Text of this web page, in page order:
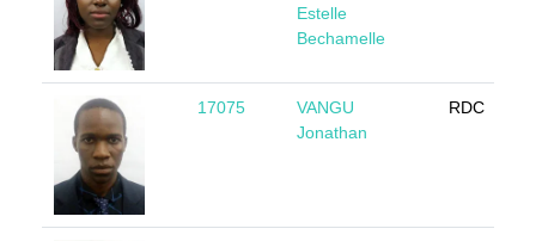
Estelle
Bechamelle
17075
VANGU
Jonathan
RDC